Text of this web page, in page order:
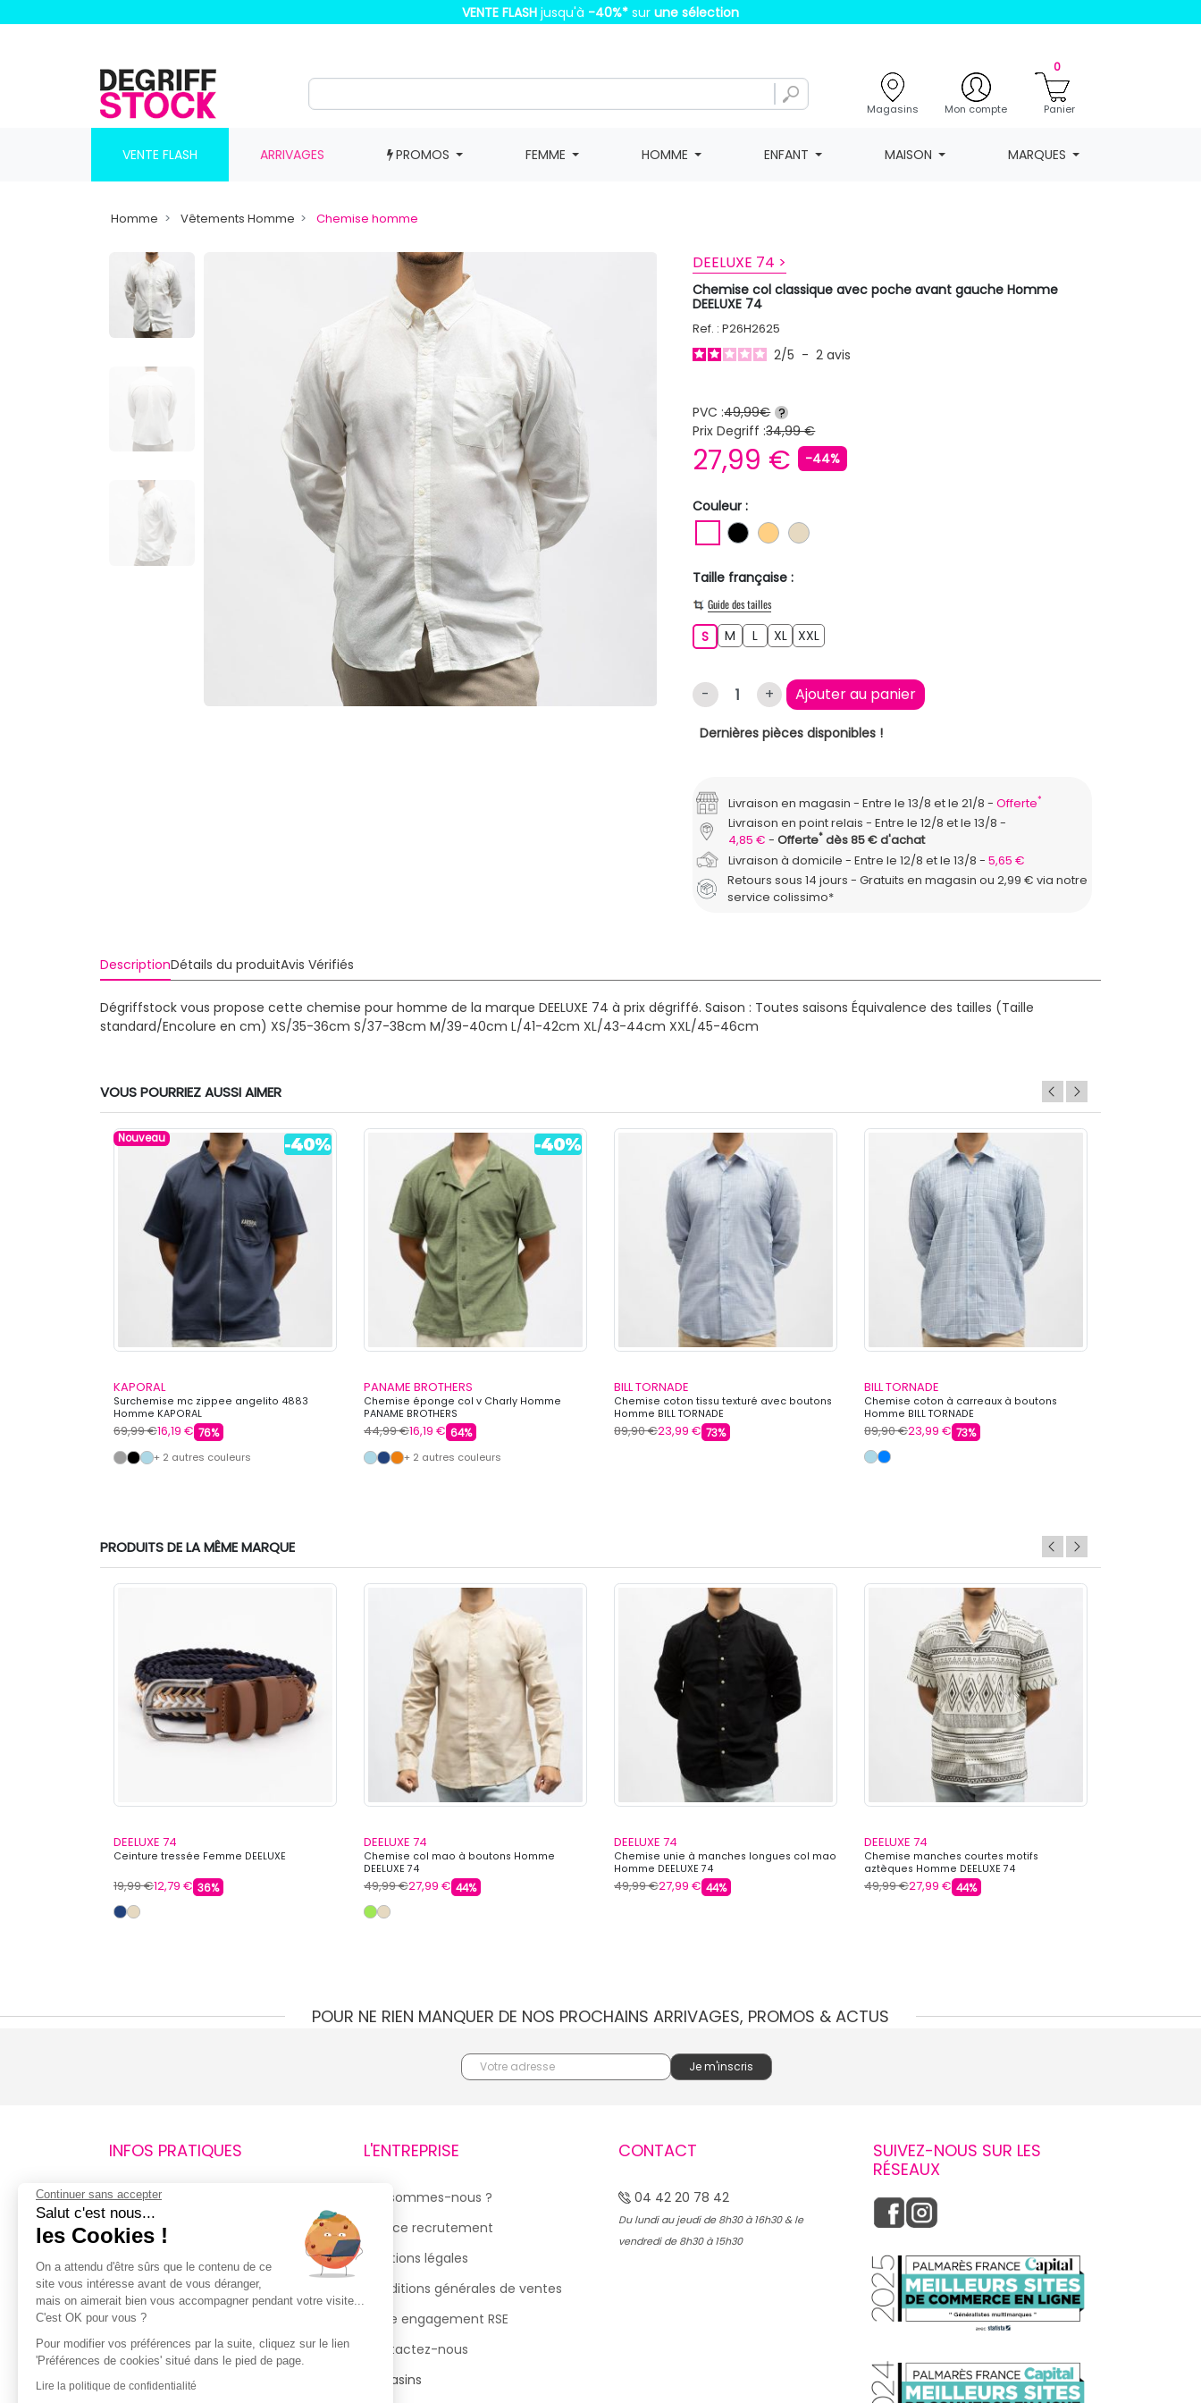
VENTE FLASH jusqu'à -40%* sur une sélection
Magasins Mon compte
0
Panier
VENTE FLASH ARRIVAGES PROMOS FEMME HOMME ENFANT MAISON MARQUES
Homme Vêtements Homme Chemise homme
DEELUXE 74 >
Chemise col classique avec poche avant gauche Homme
DEELUXE 74
Ref. : P26H2625
2/5 - 2avis
PVC :49,99€ ?
Prix Degriff :34,99 €
27,99 € -44%
Couleur :
BLANCNOIRORANGE CLAIR
BEIGE
Taille française :
Guide des tailles
SS M LL XLXLXXLXXL
- + Ajouter au panier
Dernières pièces disponibles !
Livraison en magasin Entre le 13/8 et le 21/8 Offerte*
Livraison en point relais
Entre le 12/8 et le 13/8
4,85 €
Offerte*dès 85 € d'achat
Livraison à domicile
Entre le 12/8 et le 13/8
5,65 €
Retours sous 14 jours - Gratuits en magasin ou 2,99 € via notre
service colissimo*
DescriptionDétails du produitAvis Vérifiés
Dégriffstock vous propose cette chemise pour homme de la marque DEELUXE 74 à prix dégriffé. Saison : Toutes saisons Équivalence des tailles (Taille
standard/Encolure en cm) XS/35-36cm S/37-38cm M/39-40cm L/41-42cm XL/43-44cm XXL/45-46cm
VOUS POURRIEZ AUSSI AIMER
Nouveau
KAPORAL
Surchemise mc zippee angelito 4883
Homme KAPORAL
69,99 €16,19 € 76%
+ 2 autres couleurs
PANAME BROTHERS
Chemise éponge col v Charly Homme
PANAME BROTHERS
44,99 €16,19 € 64%
+ 2 autres couleurs
BILL TORNADE
Chemise coton tissu texturé avec boutons
Homme BILL TORNADE
89,90 €23,99 € 73%
BILL TORNADE
Chemise coton à carreaux à boutons
Homme BILL TORNADE
89,90 €23,99 € 73%
PRODUITS DE LA MÊME MARQUE
DEELUXE 74
Ceinture tressée Femme DEELUXE
19,99 €12,79 € 36%
DEELUXE 74
Chemise col mao à boutons Homme
DEELUXE 74
49,99 €27,99 € 44%
DEELUXE 74
Chemise unie à manches longues col mao
Homme DEELUXE 74
49,99 €27,99 € 44%
DEELUXE 74
Chemise manches courtes motifs
aztèques Homme DEELUXE 74
49,99 €27,99 € 44%
POUR NE RIEN MANQUER DE NOS PROCHAINS ARRIVAGES, PROMOS & ACTUS
INFOS PRATIQUES
Retours et remboursements
Suivi de commande
Livraisons
Guide des tailles
Politique de confidentialité
Conditions générales d’utilisation
de la Carte de Fidélité
L'ENTREPRISE
Qui sommes-nous ?
Espace recrutement
Mentions légales
Conditions générales de ventes
Notre engagement RSE
Contactez-nous
Magasins
CONTACT
04 42 20 78 42
Du lundi au jeudi de 8h30 à 16h30 & le
vendredi de 8h30 à 15h30
SUIVEZ-NOUS SUR LES
RÉSEAUX
Continuer sans accepter
Salut c'est nous...
les Cookies !
On a attendu d'être sûrs que le contenu de ce
site vous intéresse avant de vous déranger,
mais on aimerait bien vous accompagner pendant votre visite...
C'est OK pour vous ?
Pour modifier vos préférences par la suite, cliquez sur le lien
'Préférences de cookies' situé dans le pied de page.
Lire la politique de confidentialité